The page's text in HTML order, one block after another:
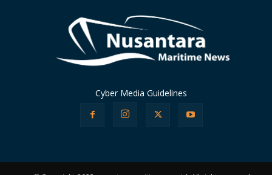
Cyber Media Guidelines